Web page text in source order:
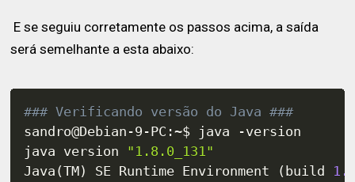
E se seguiu corretamente os passos acima, a saída
será semelhante a esta abaixo:
### Verificando versão do Java ###
sandro@Debian-9-PC:~$ java -version
java version "1.8.0_131"
Java (TM) SE Runtime Environment ( build